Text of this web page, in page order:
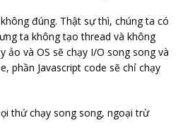
đúng. Thật sự thì, chúng ta có
ta không tạo thread và không
ảo và OS sẽ chạy I/O song song và
phần Javascript code sẽ chỉ chạy
thứ chạy song song, ngoại trừ